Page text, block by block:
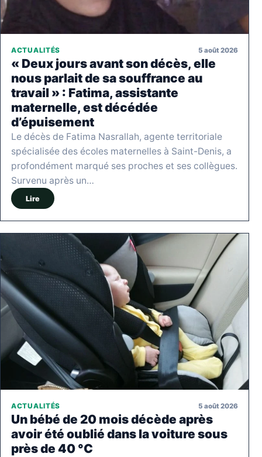
ACTUALITÉS 5 août 2026
« Deux jours avant son décès, elle
nous parlait de sa souffrance au
travail » : Fatima, assistante
maternelle, est décédée
d’épuisement
Le décès de Fatima Nasrallah, agente territoriale
spécialisée des écoles maternelles à Saint-Denis, a
profondément marqué ses proches et ses collègues.
Survenu après un…
Lire
ACTUALITÉS 5 août 2026
Un bébé de 20 mois décède après
avoir été oublié dans la voiture sous
près de 40 °C